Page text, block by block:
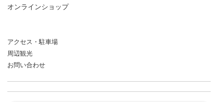
オンラインショップ
アクセス・駐車場
周辺観光
お問い合わせ